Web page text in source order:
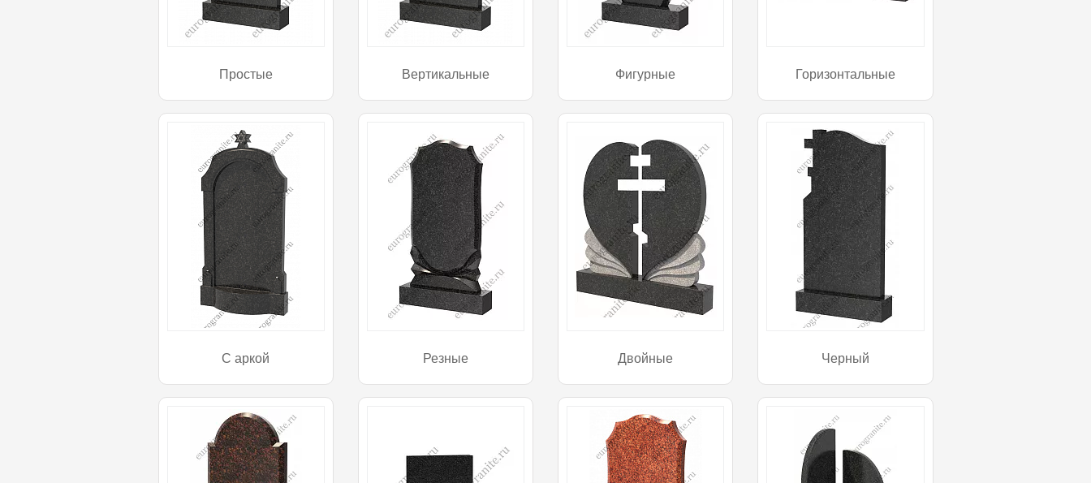
Простые Вертикальные Фигурные Горизонтальные
С аркой Резные Двойные Черный